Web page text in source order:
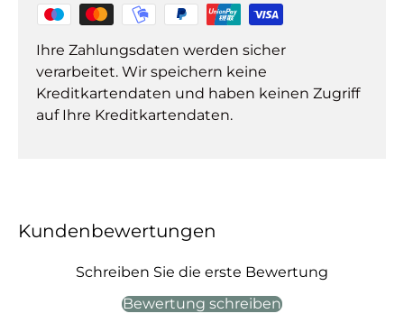
Ihre Zahlungsdaten werden sicher
verarbeitet. Wir speichern keine
Kreditkartendaten und haben keinen Zugriff
auf Ihre Kreditkartendaten.
Kundenbewertungen
Schreiben Sie die erste Bewertung
Bewertung schreiben